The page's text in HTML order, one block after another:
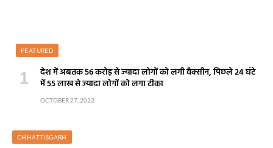
FEATURED
देश में अबतक 56 करोड़ से ज्यादा लोगों को लगी वैक्सीन, पिछले 24 घंटे
में 55 लाख से ज्यादा लोगों को लगा टीका
OCTOBER 27, 2022
CHHATTISGARH